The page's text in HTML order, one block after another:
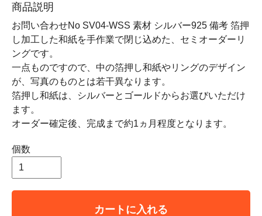
商品説明
お問い合わせNo SV04-WSS 素材 シルバー925 備考 箔押
し加工した和紙を手作業で閉じ込めた、セミオーダーリ
ングです。
一点ものですので、中の箔押し和紙やリングのデザイン
が、写真のものとは若干異なります。
箔押し和紙は、シルバーとゴールドからお選びいただけ
ます。
オーダー確定後、完成まで約1ヵ月程度となります。
個数
カートに入れる